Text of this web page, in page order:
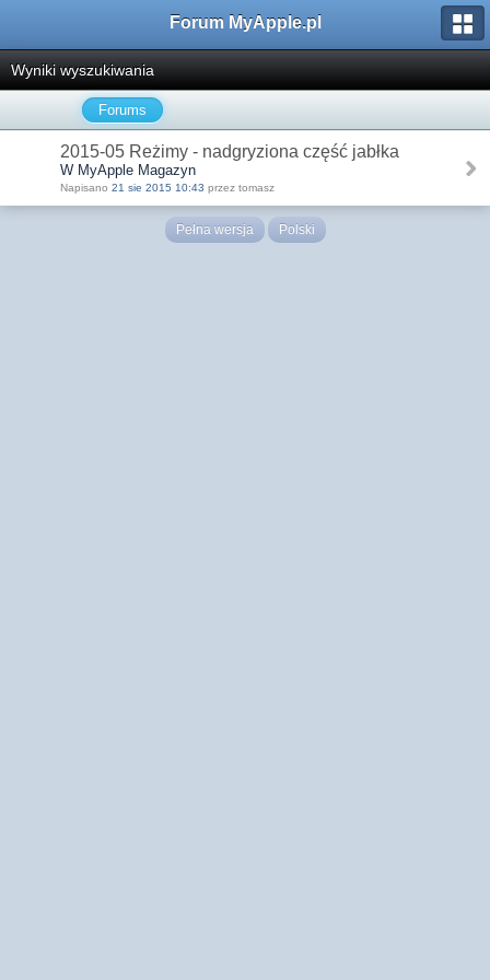
Forum MyApple.pl
Wyniki wyszukiwania
Forums
2015-05 Reżimy - nadgryziona część jabłka
W MyApple Magazyn
Napisano 21 sie 2015 10:43 przez tomasz
Pełna wersja Polski